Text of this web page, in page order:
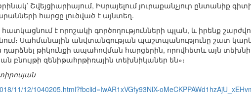
Շվեյցիարիայում, Իսրայելում յուրաքանչյուր ընտանիք
հարցը լուծված է այնտեղ.
հատկացնում է որոշակի գործողությունների պլան, և իրենք
Սահմանային անվտանգության պաշտպանությունը շատ
դարձնել թիկունքի ապահովման հարցերին, որովհետև այն
բնույթի զենիթահրթիռային տեխնիկաներ են»։
11/12/1040205.html?fbclid=IwAR1xVGfy93NlX-